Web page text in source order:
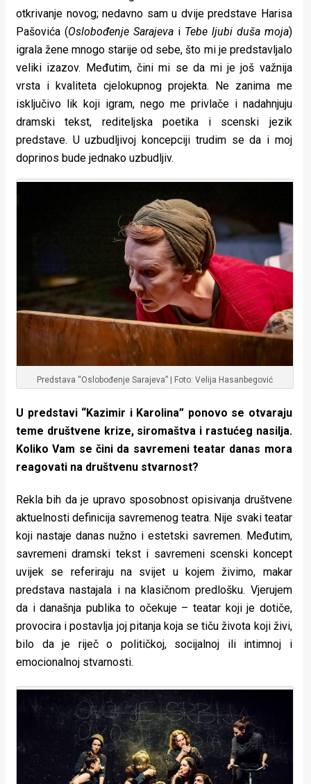
otkrivanje novog; nedavno sam u dvije predstave Harisa
Pašovića (Oslobođenje Sarajevai Tebe ljubi duša moja)
igrala žene mnogo starije od sebe, što mi je predstavljalo
veliki izazov. Međutim, čini mi se da mi je još važnija
vrsta i kvaliteta cjelokupnog projekta. Ne zanima me
isključivo lik koji igram, nego me privlače i nadahnjuju
dramski tekst, rediteljska poetika i scenski jezik
predstave. U uzbudljivoj koncepciji trudim se da i moj
doprinos bude jednako uzbudljiv.
Predstava “Oslobođenje Sarajeva” | Foto: Velija Hasanbegović
U predstavi “Kazimir i Karolina” ponovo se otvaraju
teme društvene krize, siromaštva i rastućeg nasilja.
Koliko Vam se čini da savremeni teatar danas mora
reagovati na društvenu stvarnost?
Rekla bih da je upravo sposobnost opisivanja društvene
aktuelnosti definicija savremenog teatra. Nije svaki teatar
koji nastaje danas nužno i estetski savremen. Međutim,
savremeni dramski tekst i savremeni scenski koncept
uvijek se referiraju na svijet u kojem živimo, makar
predstava nastajala i na klasičnom predlošku. Vjerujem
da i današnja publika to očekuje – teatar koji je dotiče,
provocira i postavlja joj pitanja koja se tiču života koji živi,
bilo da je riječ o političkoj, socijalnoj ili intimnoj i
emocionalnoj stvarnosti.